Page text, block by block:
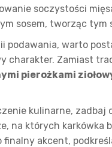
soczystości
sosem, tworząc
podawania, warto
charakter. Zamiast
pierożkami
kulinarne, zadbaj
na których karkówka
finalny akcent,